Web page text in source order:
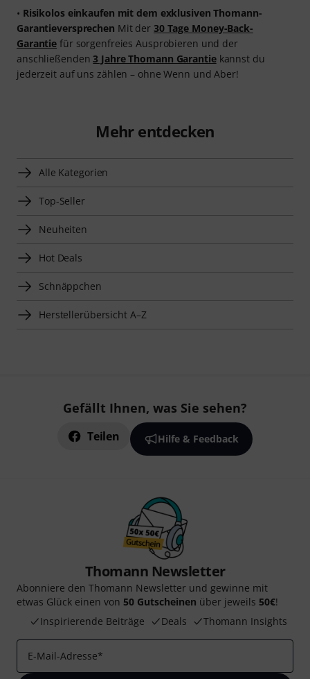
• Risikolos einkaufen mit dem exklusiven Thomann-
Garantieversprechen Mit der 30 Tage Money-Back-
Garantie für sorgenfreies Ausprobieren und der
anschließenden3 Jahre Thomann Garantiekannst du
jederzeit auf uns zählen – ohne Wenn und Aber!
Mehr entdecken
Alle Kategorien
Top-Seller
Neuheiten
Hot Deals
Schnäppchen
Herstellerübersicht A–Z
Gefällt Ihnen, was Sie sehen?
Teilen Hilfe & Feedback
Thomann Newsletter
Abonniere den Thomann Newsletter und gewinne mit
etwas Glück einen von 50 Gutscheinen über jeweils 50€!
Inspirierende Beiträge
Deals Thomann Insights
E-Mail-Adresse*